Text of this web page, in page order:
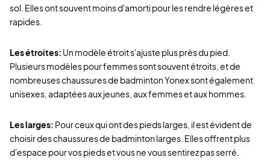
sol. Elles ont souvent moins d'amorti pour les rendre légères et
rapides.
Les étroites: Un modèle étroit s'ajuste plus près du pied.
Plusieurs modèles pour femmes sont souvent étroits, et de
nombreuses chaussures de badminton Yonex sont également
unisexes, adaptées aux jeunes, aux femmes et aux hommes.
Les larges: Pour ceux qui ont des pieds larges, il est évident de
choisir des chaussures de badminton larges. Elles offrent plus
d'espace pour vos pieds et vous ne vous sentirez pas serré.